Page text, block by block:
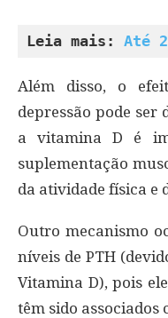
Leia mais: Até
Além disso, o
depressão pode ser
a vitamina D é
suplementação
da atividade física e
Outro mecanismo
níveis de PTH
Vitamina D), pois
têm sido associados